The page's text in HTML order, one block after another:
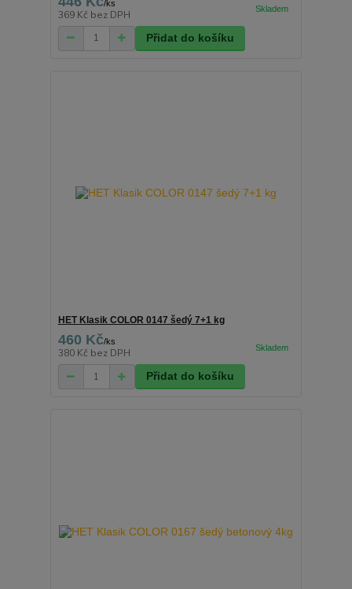
/ks
369 Kč bez DPH
Přidat do košíku
HET Klasik COLOR 0147 šedý 7+1 kg
460 Kč/ks
380 Kč bez DPH
Přidat do košíku